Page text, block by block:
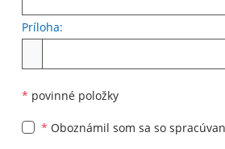
Príloha:
* povinné položky
* Oboznámil som sa so